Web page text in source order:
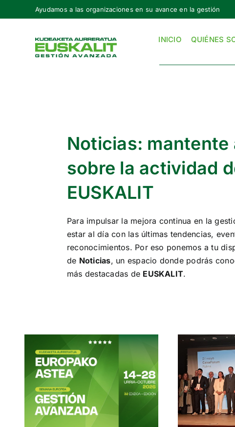
to
Ayudamos a las organizaciones en su avance en la gestión
INICIO QUIÉNES
Noticias: mantente
sobre la actividad
EUSKALIT
Para impulsar la mejora continua en la
estar al día con las últimas tendencias,
reconocimientos. Por eso ponemos a tu
de Noticias, un espacio donde podrás
más destacadas de EUSKALIT.